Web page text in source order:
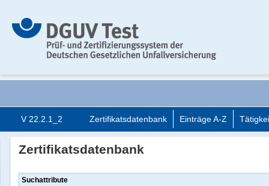
V 22.2.1_2 Zertifikatsdatenbank Einträge A-Z
Zertifikatsdatenbank
Suchattribute